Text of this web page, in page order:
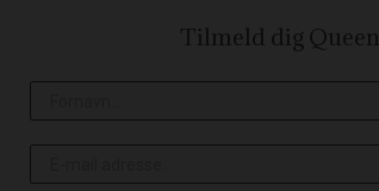
Tilmeld dig Queen